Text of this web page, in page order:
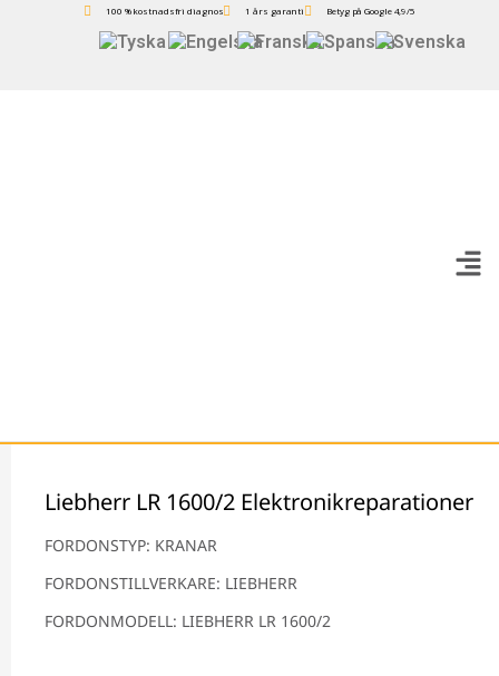
100 % kostnadsfri diagnos 1 års garanti Betyg på Google 4,9/5
Liebherr LR 1600/2 Elektronikreparationer
FORDONSTYP: KRANAR
FORDONSTILLVERKARE: LIEBHERR
FORDONMODELL: LIEBHERR LR 1600/2